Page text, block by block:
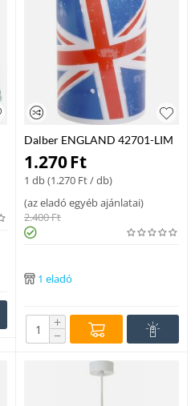
Dalber ENGLAND 42701-LIM
gyereklámpa többszínű
műanyag 1xE14 max. 40W E14
1.270Ft
1 db (1.270 Ft/ db)
(az eladó egyéb ajánlatai)
2.400Ft
1 eladó
+
−